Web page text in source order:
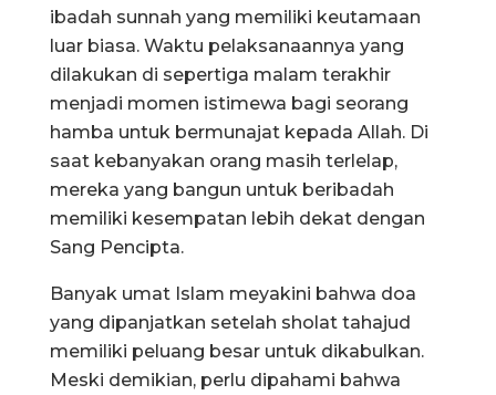
ibadah sunnah yang memiliki keutamaan
luar biasa. Waktu pelaksanaannya yang
dilakukan di sepertiga malam terakhir
menjadi momen istimewa bagi seorang
hamba untuk bermunajat kepada Allah. Di
saat kebanyakan orang masih terlelap,
mereka yang bangun untuk beribadah
memiliki kesempatan lebih dekat dengan
Sang Pencipta.
Banyak umat Islam meyakini bahwa doa
yang dipanjatkan setelah sholat tahajud
memiliki peluang besar untuk dikabulkan.
Meski demikian, perlu dipahami bahwa